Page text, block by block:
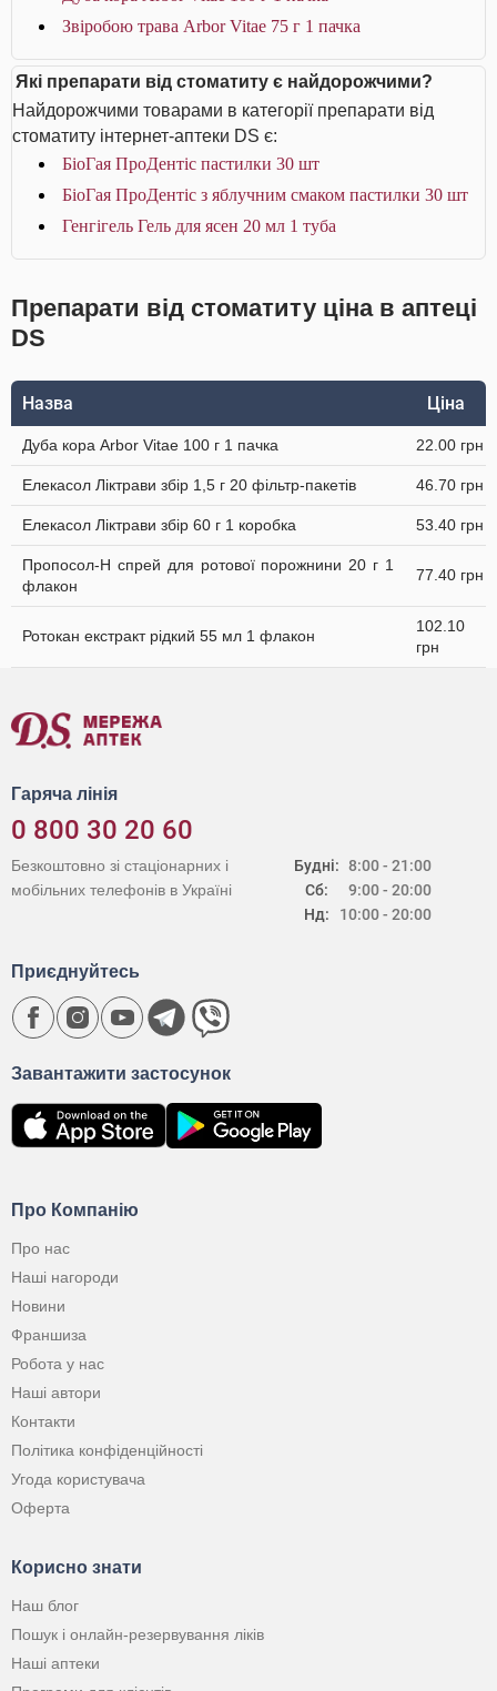
Звіробою трава Arbor Vitae 75 г 1 пачка
Які препарати від стоматиту є найдорожчими?
Найдорожчими товарами в категорії препарати від
стоматиту інтернет-аптеки DS є:
БіоГая ПроДентіс пастилки 30 шт
БіоГая ПроДентіс з яблучним смаком пастилки 30 шт
Генгігель Гель для ясен 20 мл 1 туба
Препарати від стоматиту ціна в аптеці
DS
Назва Ціна
Дуба кора Arbor Vitae 100 г 1 пачка 22.00 грн
Елекасол Ліктрави збір 1,5 г 20 фільтр-пакетів 46.70 грн
Елекасол Ліктрави збір 60 г 1 коробка 53.40 грн
Пропосол-Н спрей для ротової порожнини 20 г 1
флакон
77.40 грн
Ротокан екстракт рідкий 55 мл 1 флакон
102.10
грн
Гаряча лінія
0 800 30 20 60
Будні:
Сб:
Нд:
8:00 - 21:00
9:00 - 20:00
10:00 - 20:00
Безкоштовно зі стаціонарних і
мобільних телефонів в Україні
Про Компанію
Про нас
Наші нагороди
Новини
Франшиза
Робота у нас
Наші автори
Контакти
Політика конфіденційності
Угода користувача
Оферта
Корисно знати
Наш блог
Пошук і онлайн-резервування ліків
Наші аптеки
Завантажити застосунок
Приєднуйтесь